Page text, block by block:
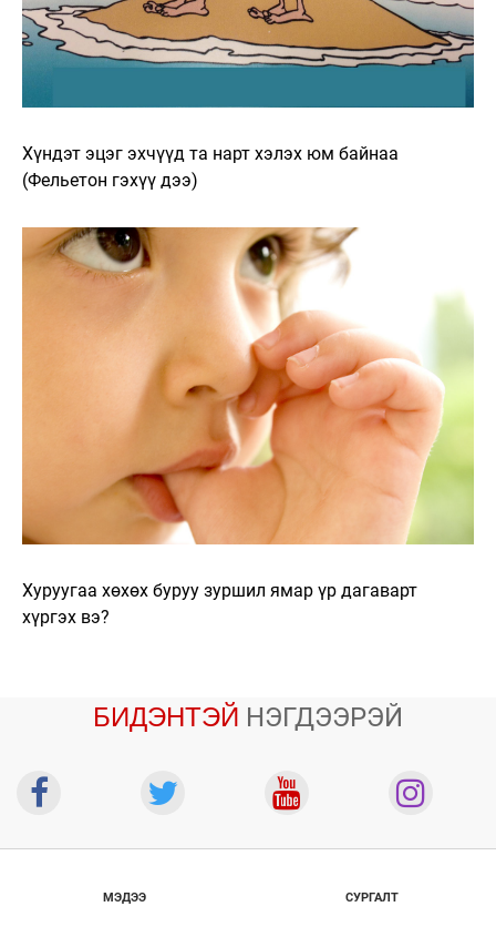
Хүндэт эцэг эхчүүд та нарт хэлэх юм байнаа
(Фельетон гэхүү дээ)
Хуруугаа хөхөх буруу зуршил ямар үр дагаварт
хүргэх вэ?
БИДЭНТЭЙ НЭГДЭЭРЭЙ
МЭДЭЭ СУРГАЛТ